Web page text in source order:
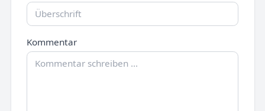
Kommentar